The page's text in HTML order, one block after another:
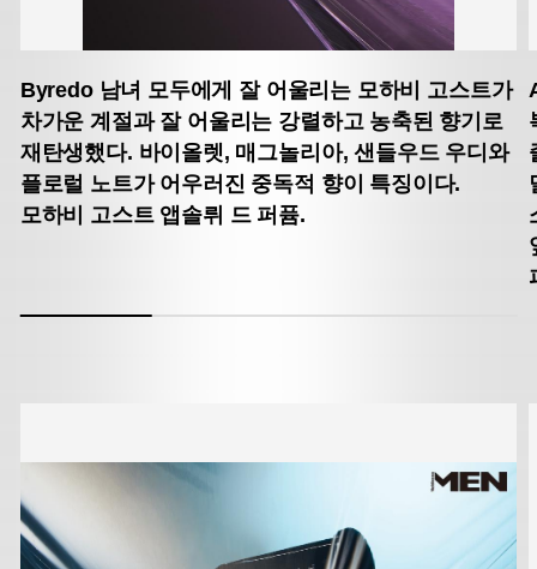
Byredo남녀 모두에게 잘 어울리는 모하비 고스트가
차가운 계절과잘 어울리는 강렬하고 농축된 향기로
재탄생했다. 바이올렛, 매그놀리아, 샌들우드 우디와
플로럴 노트가 어우러진 중독적 향이 특징이다.
모하비 고스트 앱솔뤼 드 퍼퓸.